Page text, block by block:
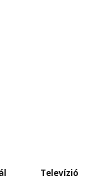
Televízió